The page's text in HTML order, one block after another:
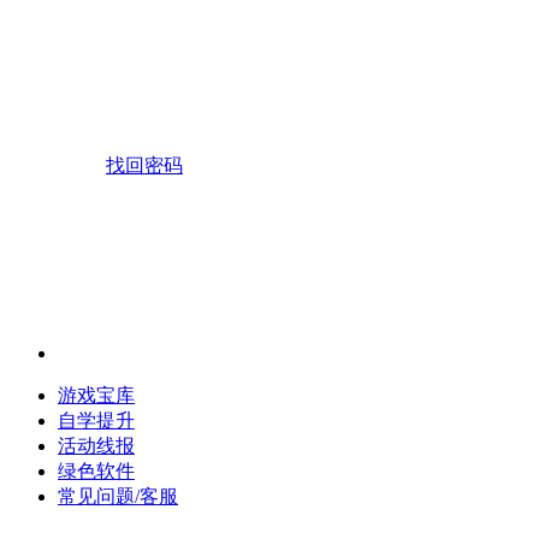
找回密码
游戏宝库
自学提升
活动线报
绿色软件
常见问题/客服